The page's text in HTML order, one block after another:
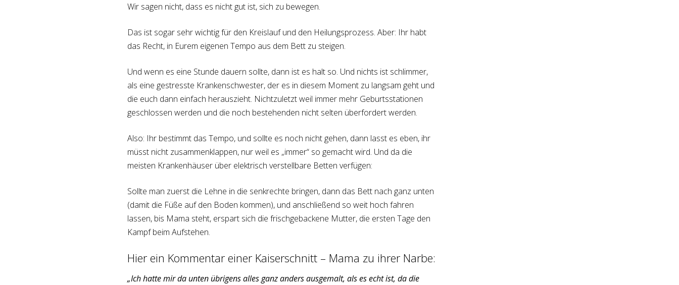
Wir sagen nicht, dass es nicht gut ist, sich zu bewegen.
Das ist sogar sehr wichtig für den Kreislauf und den Heilungsprozess. Aber: Ihr habt
das Recht, in Eurem eigenen Tempo aus dem Bett zu steigen.
Und wenn es eine Stunde dauern sollte, dann ist es halt so. Und nichts ist schlimmer,
als eine gestresste Krankenschwester, der es in diesem Moment zu langsam geht und
die euch dann einfach herauszieht. Nichtzuletzt weil immer mehr Geburtsstationen
geschlossen werden und die noch bestehenden nicht selten überfordert werden.
Also: Ihr bestimmt das Tempo, und sollte es noch nicht gehen, dann lasst es eben, ihr
müsst nicht zusammenklappen, nur weil es „immer“ so gemacht wird. Und da die
meisten Krankenhäuser über elektrisch verstellbare Betten verfügen:
Sollte man zuerst die Lehne in die senkrechte bringen, dann das Bett nach ganz unten
(damit die Füße auf den Boden kommen), und anschließend so weit hoch fahren
lassen, bis Mama steht, erspart sich die frischgebackene Mutter, die ersten Tage den
Kampf beim Aufstehen.
Hier ein Kommentar einer Kaiserschnitt – Mama zu ihrer Narbe:
„Ich hatte mir da unten übrigens alles ganz anders ausgemalt, als es echt ist, da die